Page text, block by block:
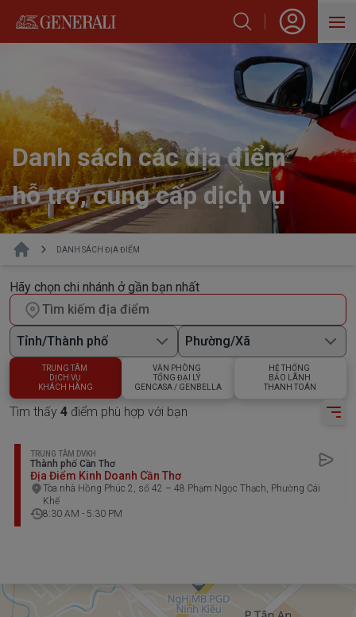
HỖ TRỢ KHÁCH HÀNG
VỀ GENERALI
BLOG
Danh sách các địa điểm
hỗ trợ, cung cấp dịch vụ
DANH SÁCH ĐỊA ĐIỂM
Hãy chọn chi nhánh ở gần bạn nhất
Tỉnh/Thành phố Phường/Xã
TRUNG TÂM
DỊCH VỤ
KHÁCH HÀNG
VĂN PHÒNG
TỔNG ĐẠI LÝ
GENCASA / GENBELLA
HỆ THỐNG
BẢO LÃNH
THANH TOÁN
Tìm thấy 4 điểm phù hợp với bạn
TRUNG TÂM DVKH
Thành phố Cần Thơ
Địa Điểm Kinh Doanh Cần Thơ
Tòa nhà Hồng Phúc 2, số 42 – 48 Phạm Ngọc Thạch, Phường Cái
Khế
8:30 AM - 5:30 PM